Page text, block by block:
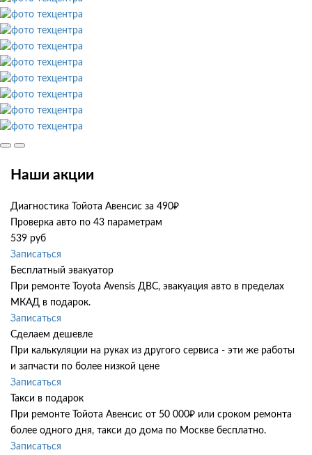
Наши акции
Диагностика Тойота Авенсис за 490₽
Проверка авто по 43 параметрам
539 руб
Записаться
Бесплатный эвакуатор
При ремонте Toyota Avensis ДВС, эвакуация авто в пределах
МКАД в подарок.
Записаться
Сделаем дешевле
При калькуляции на руках из другого сервиса - эти же работы
и запчасти по более низкой цене
Записаться
Такси в подарок
При ремонте Тойота Авенсис от 50 000₽ или сроком ремонта
более одного дня, такси до дома по Москве бесплатно.
Записаться